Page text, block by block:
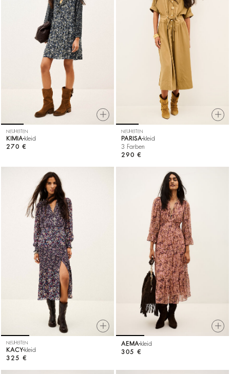
NEUHEITEN
KIMIA kleid
270 €
NEUHEITEN
PARISA kleid
3 Farben
290 €
NEUHEITEN
KACY kleid
325 €
AEMA kleid
305 €